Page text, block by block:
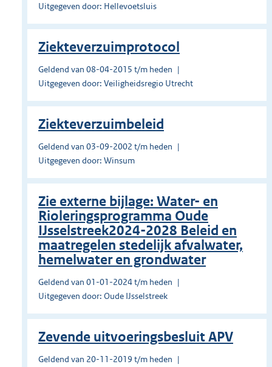
Uitgegeven door: Hellevoetsluis
Ziekteverzuimprotocol
Geldend van 08-04-2015 t/m heden
Uitgegeven door: Veiligheidsregio Utrecht
Ziekteverzuimbeleid
Geldend van 03-09-2002 t/m heden
Uitgegeven door: Winsum
Zie externe bijlage: Water- en
Rioleringsprogramma Oude
IJsselstreek2024-2028 Beleid en
maatregelen stedelijk afvalwater,
hemelwater en grondwater
Geldend van 01-01-2024 t/m heden
Uitgegeven door: Oude IJsselstreek
Zevende uitvoeringsbesluit APV
Geldend van 20-11-2019 t/m heden